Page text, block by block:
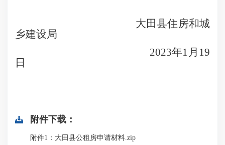
大田县住房和城
乡建设局
2023年1月19
日
附件下载：
附件1：大田县公租房申请材料.zip